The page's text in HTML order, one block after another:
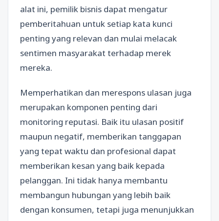
alat ini, pemilik bisnis dapat mengatur
pemberitahuan untuk setiap kata kunci
penting yang relevan dan mulai melacak
sentimen masyarakat terhadap merek
mereka.
Memperhatikan dan merespons ulasan juga
merupakan komponen penting dari
monitoring reputasi. Baik itu ulasan positif
maupun negatif, memberikan tanggapan
yang tepat waktu dan profesional dapat
memberikan kesan yang baik kepada
pelanggan. Ini tidak hanya membantu
membangun hubungan yang lebih baik
dengan konsumen, tetapi juga menunjukkan